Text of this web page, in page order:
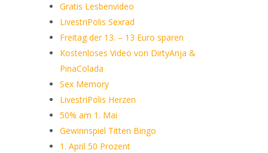
Gratis Lesbenvideo
LivestriPolis Sexrad
Freitag der 13. – 13 Euro sparen
Kostenloses Video von DirtyAnja &
PinaColada
Sex Memory
LivestriPolis Herzen
50% am 1. Mai
Gewinnspiel Titten Bingo
1. April 50 Prozent